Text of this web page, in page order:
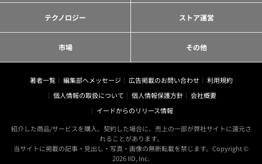
テクノロジー ストア運営
市場 その他
著者一覧 編集部へメッセージ 広告掲載のお問い合わせ
利用規約
個人情報の取扱について
個人情報保護方針
会社概要
イードからのリリース情報
紹介した商品/サービスを購入、契約した場合に、売上の一部が弊社サイトに還元さ
れることがあります。
当サイトに掲載の記事・見出し・写真・画像の無断転載を禁じます。Copyright ©
2026 IID, Inc.